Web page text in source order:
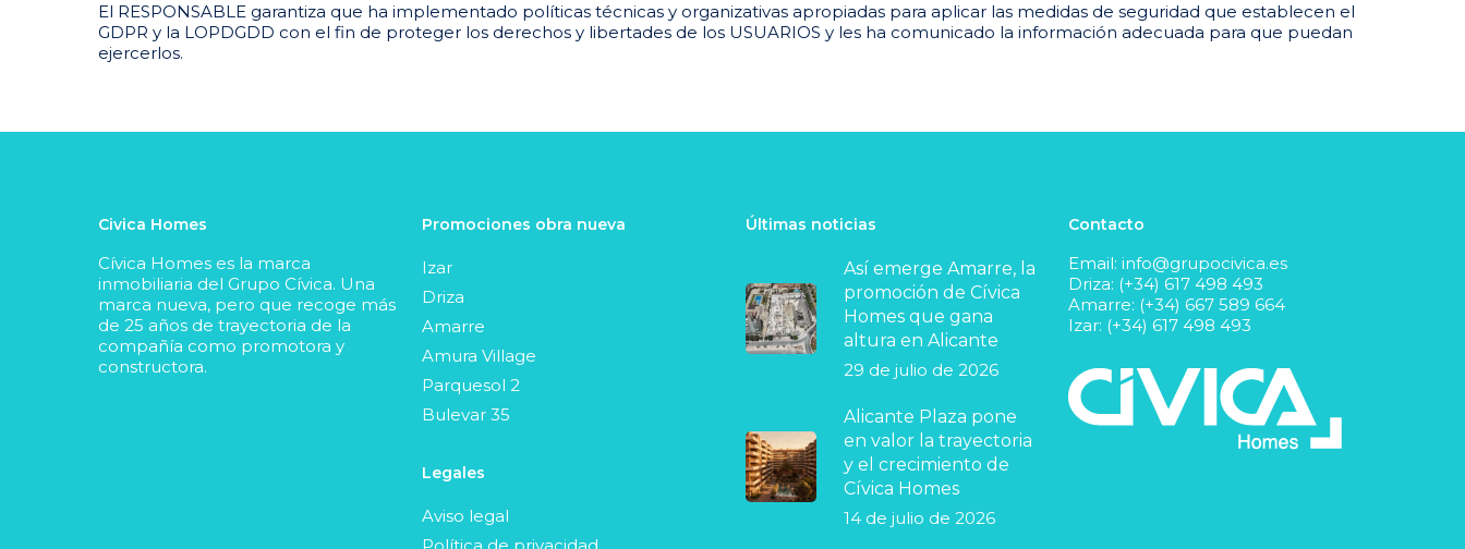
El RESPONSABLE garantiza que ha implementado políticas técnicas y organizativas apropiadas para aplicar las medidas de seguridad que establecen el
GDPR y la LOPDGDD con el fin de proteger los derechos y libertades de los USUARIOS y les ha comunicado la información adecuada para que puedan
ejercerlos.
Civica Homes
Cívica Homes es la marca
inmobiliaria del Grupo Cívica. Una
marca nueva, pero que recoge más
de 25 años de trayectoria de la
compañía como promotora y
constructora.
Promociones obra nueva
Izar
Driza
Amarre
Amura Village
Parquesol 2
Bulevar 35
Legales
Aviso legal
Política de privacidad
Últimas noticias
Así emerge Amarre, la
promoción de Cívica
Homes que gana
altura en Alicante
29 de julio de 2026
Alicante Plaza pone
en valor la trayectoria
y el crecimiento de
Cívica Homes
14 de julio de 2026
Contacto
Email: info@grupocivica.es
Driza: (+34) 617 498 493
Amarre: (+34) 667 589 664
Izar: (+34) 617 498 493